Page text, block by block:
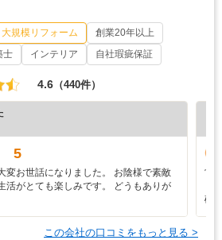
大規模リフォーム
創業20年以上
士 インテリア 自社瑕疵保証
4.6 （440件）
5
変お世話になりました。 お陰様で素敵
活がとても楽しみです。 どうもありが
営
確
この会社の口コミをもっと見る >